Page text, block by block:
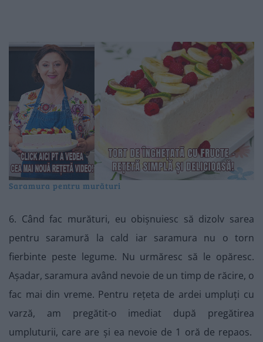
Saramura pentru murături
6. Când fac murături, eu obișnuiesc să dizolv sarea
pentru saramură la cald iar saramura nu o torn
fierbinte peste legume. Nu urmăresc să le opăresc.
Așadar, saramura având nevoie de un timp de răcire, o
fac mai din vreme. Pentru rețeta de ardei umpluți cu
varză, am pregătit-o imediat după pregătirea
umpluturii, care are și ea nevoie de 1 oră de repaos.